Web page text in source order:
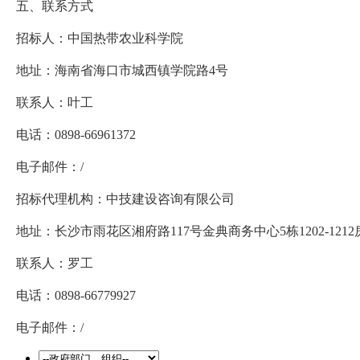
五、联系方式
招标人：中国热带农业科学院
地址：海南省海口市城西镇学院路4号
联系人：叶工
电话：0898-66961372
电子邮件：/
招标代理机构：中技建设咨询有限公司
地址：长沙市雨花区湘府路117号金典商务中心5栋1202-1212
联系人：罗工
电话：0898-66779927
电子邮件：/